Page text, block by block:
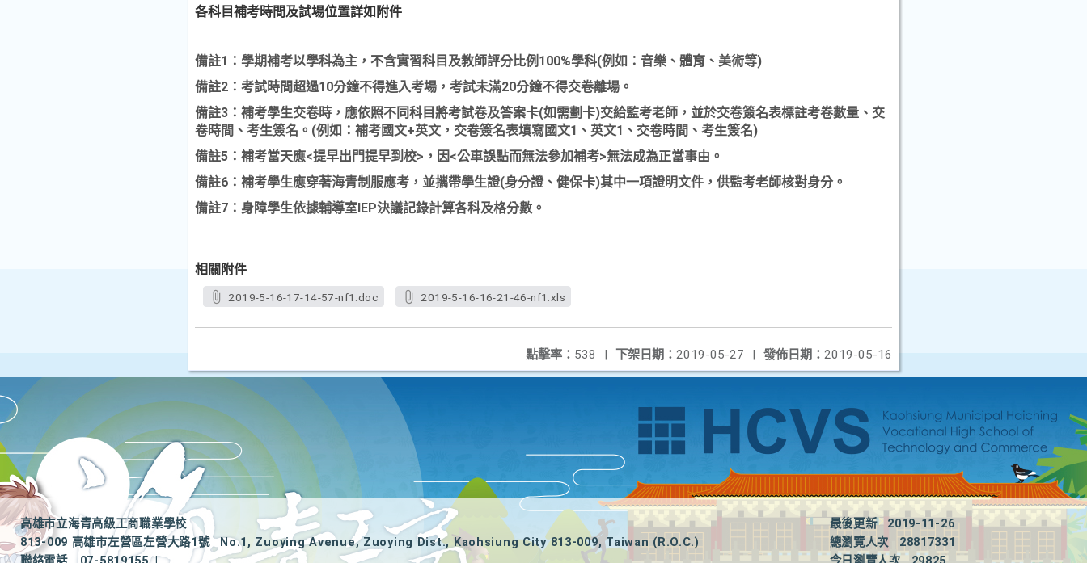
各科目補考時間及試場位置詳如附件
備註1： 學期補考以學科為主，不含實習科目及教師評分比例100%學科(例如：音樂、體育、美術等)
備註2：考試時間超過10分鐘不得進入考場，考試未滿20分鐘不得交卷離場。
備註3：補考學生交卷時，應依照不同科目將考試卷及答案卡(如需劃卡)交給監考老師，並於交卷簽名表標註考卷數量、交
卷時間、考生簽名。(例如：補考國文+英文，交卷簽名表填寫國文1、英文1、交卷時間、考生簽名)
備註5：補考當天應<提早出門提早到校>，因<公車誤點而無法參加補考>無法成為正當事由。
備註6：補考學生應穿著海青制服應考，並攜帶學生證(身分證、健保卡)其中一項證明文件，供監考老師核對身分。
備註7：身障學生依據輔導室IEP決議記錄計算各科及格分數。
相關附件
2019-5-16-17-14-57-nf1.doc 2019-5-16-16-21-46-nf1.xls
發佈日期： 2019-05-16
下架日期： 2019-05-27 |
點擊率： 538 |
高雄市立海青高級工商職業學校
813-009 高雄市左營區左營大路1號
No.1, Zuoying Avenue, Zuoying Dist., Kaohsiung City 813-009, Taiwan (R.O.C.)
最後更新
2019-11-26
總瀏覽人次
28817331